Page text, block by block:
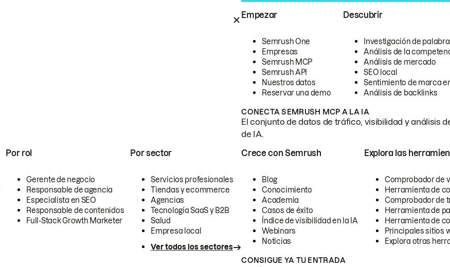
Empezar
Semrush One
Empresas
Semrush MCP
Semrush API
Nuestros datos
Reservar una demo
Descubrir
Investigación de
Análisis de la
Análisis de mercado
SEO local
Sentimiento de marca
Análisis de backlinks
CONECTA SEMRUSH MCP A LA IA
El conjunto de datos de tráfico, visibilidad y análisis
de IA.
Por rol
Gerente de negocio
Responsable de agencia
Especialista en SEO
Responsable de contenidos
Full-Stack Growth Marketer
Por sector
Servicios profesionales
Tiendas y ecommerce
Agencias
Tecnología SaaS y B2B
Salud
Empresa local
Ver todos los sectores
Crece con Semrush
Blog
Conocimiento
Academia
Casos de éxito
Índice de visibilidad en la IA
Webinars
Noticias
Explora las
Comprobador de
Herramienta de
Comprobador de
Herramienta de
Herramienta de
Principales sitios
Explora otras
CONSIGUE YA TU ENTRADA